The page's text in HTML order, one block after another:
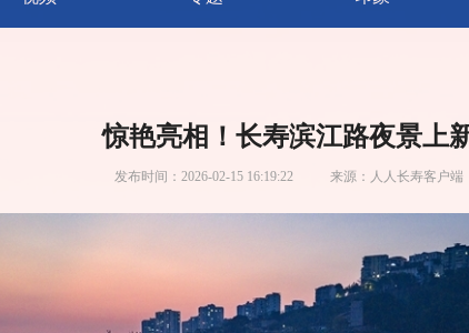
惊艳亮相！长寿滨江路夜景上
发布时间： 2026-02-15 16:19:22 来源： 人人长寿客户端